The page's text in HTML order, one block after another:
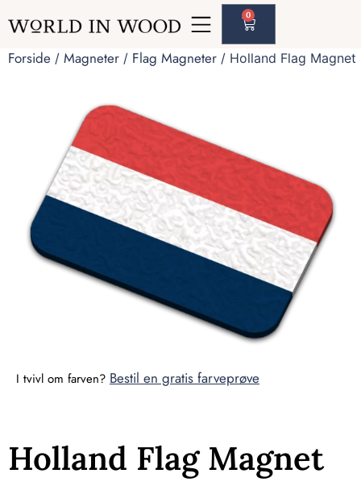
0
Forside / Magneter / Flag Magneter / Holland Flag Magnet
I tvivl om farven? Bestil en gratis farveprøve
Holland Flag Magnet